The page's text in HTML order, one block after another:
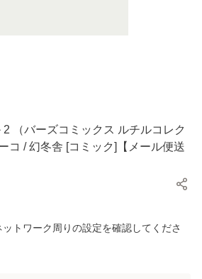
2 （バーズコミックス ルチルコレク
コ / 幻冬舎 [コミック]【メール便送
トワーク周りの設定を確認してくださ